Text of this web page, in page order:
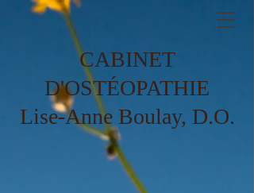
CABINET
D'OSTÉOPATHIE
Lise-Anne Boulay, D.O.